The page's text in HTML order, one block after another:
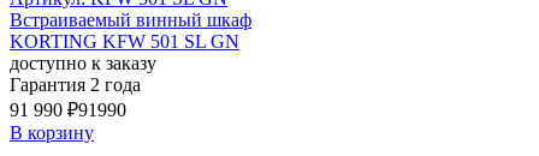
Встраиваемый винный шкаф
KORTING KFW 501 SL GN
доступно к заказу
Гарантия 2 года
91 990 ₽91990
В корзину